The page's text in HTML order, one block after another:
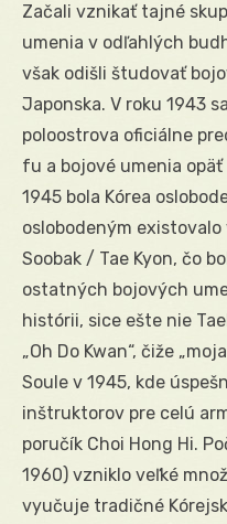
Začali vznikať tajné
umenia v odľahlých
však odišli študovať
Japonska. V roku 1943
poloostrova oficiálne
fu a bojové umenia
1945 bola Kórea
oslobodeným
Soobak / Tae Kyon, čo
ostatných bojových
histórii, sice ešte nie
„Oh Do Kwan“, čiže
Soule v 1945, kde
inštruktorov pre celú
poručík Choi Hong Hi.
1960) vzniklo veľké
vyučuje tradičné